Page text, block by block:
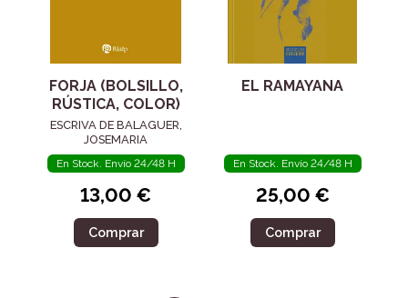
FORJA (BOLSILLO,
RÚSTICA, COLOR)
ESCRIVA DE BALAGUER,
JOSEMARIA
En Stock. Envío 24/48 H
13,00 €
Comprar
EL RAMAYANA
En Stock. Envío 24/48 H
25,00 €
Comprar